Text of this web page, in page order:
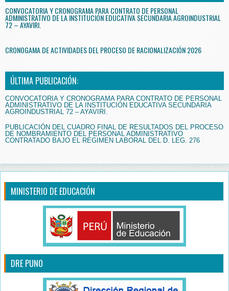
CONVOCATORIA Y CRONOGRAMA PARA CONTRATO DE PERSONAL
ADMINISTRATIVO DE LA INSTITUCIÓN EDUCATIVA SECUNDARIA AGROINDUSTRIAL
72 – AYAVIRI.
CRONOGAMA DE ACTIVIDADES DEL PROCESO DE RACIONALIZACIÓN 2026
ÚLTIMA PUBLICACIÓN:
CONVOCATORIA Y CRONOGRAMA PARA CONTRATO DE PERSONAL
ADMINISTRATIVO DE LA INSTITUCIÓN EDUCATIVA SECUNDARIA
AGROINDUSTRIAL 72 – AYAVIRI.
PUBLICACIÓN DEL CUADRO FINAL DE RESULTADOS DEL PROCESO
DE NOMBRAMIENTO DEL PERSONAL ADMINISTRATIVO
CONTRATADO BAJO EL RÉGIMEN LABORAL DEL D. LEG. 276
MINISTERIO DE EDUCACIÓN
DRE PUNO